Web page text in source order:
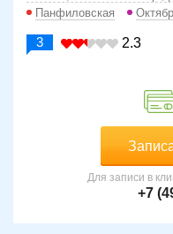
Панфиловская
3 2.3
Для записи в
+7